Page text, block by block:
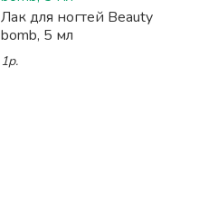
Лак для ногтей Beauty
bomb, 5 мл
1р.